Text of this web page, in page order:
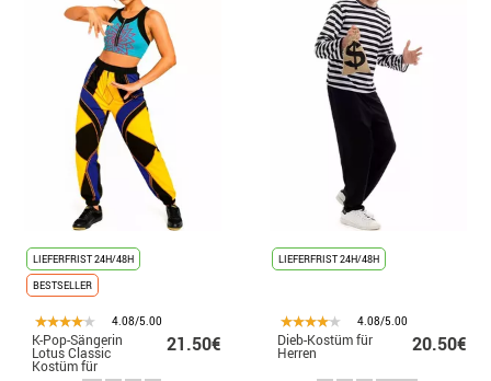
LIEFERFRIST 24H/48H
BESTSELLER
4.08/5.00
K-Pop-Sängerin
Lotus Classic
Kostüm für
21.50€
LIEFERFRIST 24H/48H
4.08/5.00
Dieb-Kostüm für
Herren 20.50€